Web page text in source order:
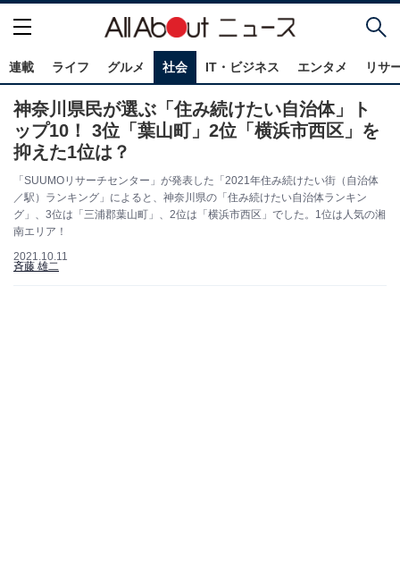
連載 ライフ グルメ 社会 IT・ビジネス エンタメ リサ
神奈川県民が選ぶ「住み続けたい自治体」ト
ップ10！ 3位「葉山町」2位「横浜市西区」を
抑えた1位は？
「SUUMOリサーチセンター」が発表した「2021年住み続けたい街（自治体
／駅）ランキング」によると、神奈川県の「住み続けたい自治体ランキン
グ」、3位は「三浦郡葉山町」、2位は「横浜市西区」でした。1位は人気の湘
南エリア！
2021.10.11
斉藤 雄二